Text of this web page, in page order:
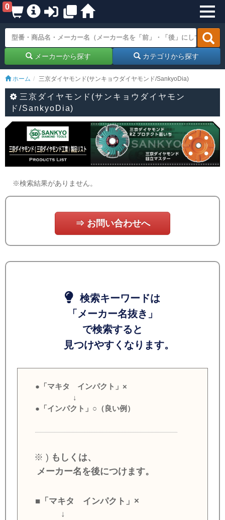
0
メーカーから探す カテゴリから探す
ホーム 三京ダイヤモンド(サンキョウダイヤモンド/SankyoDia)
三京ダイヤモンド(サンキョウダイヤモン
ド/SankyoDia)
※検索結果がありません。
⇒ お問い合わせへ
検索キーワードは
「メーカー名抜き」
で検索すると
見つけやすくなります。
●「マキタ インパクト」×
↓
●「インパクト」○（良い例）
※ ) もしくは、
メーカー名を後につけます。
■「マキタ インパクト」×
↓